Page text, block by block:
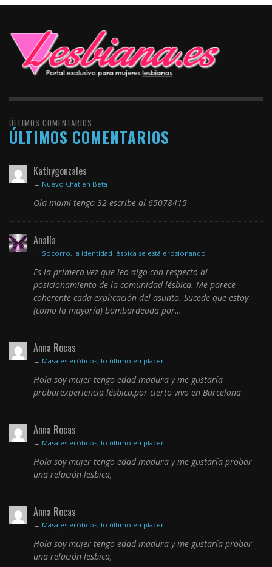
ÚLTIMOS COMENTARIOS
ÚLTIMOS COMENTARIOS
Kathygonzales
→ Nuevo Chat en Beta
Ola mami tengo 32 escribe al 65078415
Analía
→ Socorro, la identidad lésbica se está erosionando
Es la primera vez que leo algo con respecto al
posicionamiento de la comunidad lésbica. Me parece
coherente cada explicación del asunto. Sucede que estoy
(como la mayoría) bombardeada por…
Anna Rocas
→ Masajes eróticos, lo último en placer
Hola soy mujer tengo edad madura y me gustaría
probarexperiencia lésbica,por cierto vivo en Barcelona
Anna Rocas
→ Masajes eróticos, lo último en placer
Hola soy mujer tengo edad madura y me gustaría probar
una relación lesbica,
Anna Rocas
→ Masajes eróticos, lo último en placer
Hola soy mujer tengo edad madura y me gustaría probar
una relación lesbica,